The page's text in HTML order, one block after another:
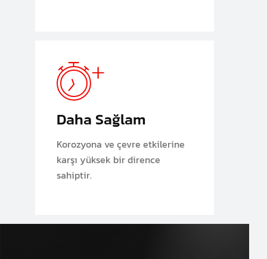
Daha Sağlam
Korozyona ve çevre etkilerine
karşı yüksek bir dirence
sahiptir.